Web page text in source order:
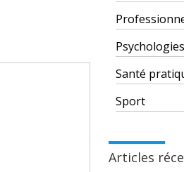
Psychologies
Santé
Sport
Articles